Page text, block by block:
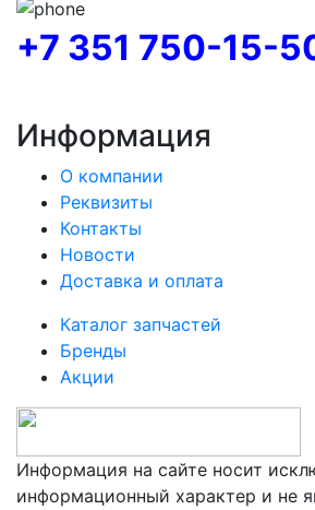
Информация на сайте носит
информационный характер и не
+7 351 750-15-
Информация
О компании
Реквизиты
Контакты
Новости
Доставка и оплата
Каталог запчастей
Бренды
Акции